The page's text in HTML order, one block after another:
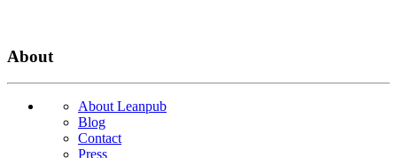
About
About Leanpub
Blog
Contact
Press